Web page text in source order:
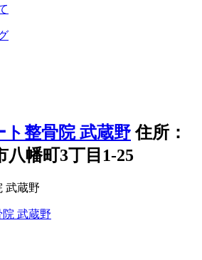
住所：
八幡町3丁目1-25
武蔵野